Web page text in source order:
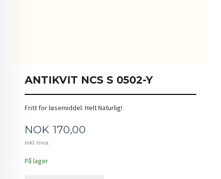
ANTIKVIT NCS S 0502-Y
Fritt for løsemiddel. Helt Naturlig!
Pris
NOK 170,00
inkl. mva.
På lager